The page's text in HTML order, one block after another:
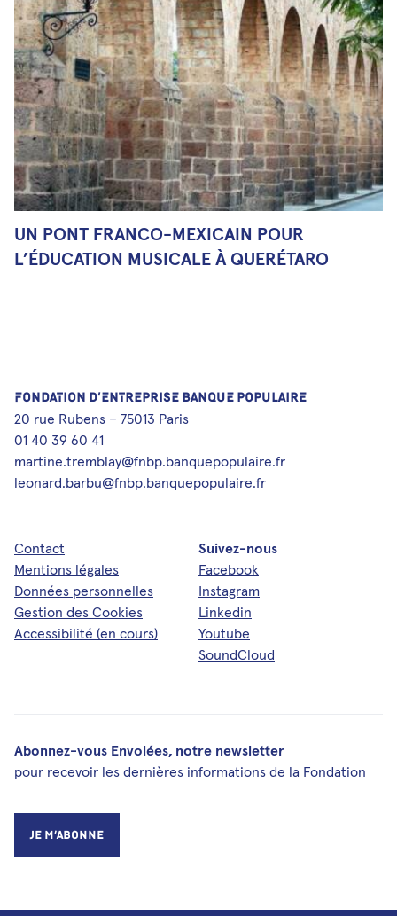
UN PONT FRANCO-MEXICAIN POUR
L’ÉDUCATION MUSICALE À QUERÉTARO
FONDATION D’ENTREPRISE BANQUE POPULAIRE
20 rue Rubens – 75013 Paris
01 40 39 60 41
martine.tremblay@fnbp.banquepopulaire.fr
leonard.barbu@fnbp.banquepopulaire.fr
Contact
Mentions légales
Données personnelles
Gestion des Cookies
Accessibilité (en cours)
Suivez-nous
Facebook
Instagram
Linkedin
Youtube
SoundCloud
Abonnez-vous Envolées, notre newsletter
pour recevoir les dernières informations de la Fondation
Je m’abonne